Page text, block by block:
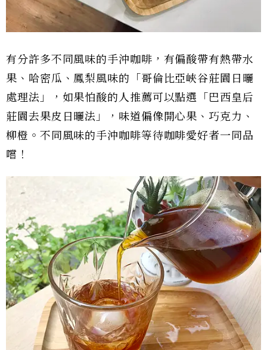
有分許多不同風味的手沖咖啡，有偏酸帶有熱帶水
果、哈密瓜、鳳梨風味的「哥倫比亞峽谷莊園日曬
處理法」，如果怕酸的人推薦可以點選「巴西皇后
莊園去果皮日曬法」，味道偏像開心果、巧克力、
柳橙。不同風味的手沖咖啡等待咖啡愛好者一同品
嚐！